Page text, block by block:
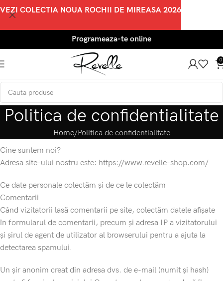
Programeaza-te online
0
Politica de confidentialitate
Home Politica de confidentialitate
Cine suntem noi?
Adresa site-ului nostru este: https://www.revelle-shop.com/
Ce date personale colectăm și de ce le colectăm
Comentarii
Când vizitatorii lasă comentarii pe site, colectăm datele afișate
în formularul de comentarii, precum și adresa IP a vizitatorului
și șirul de agent de utilizator al browserului pentru a ajuta la
detectarea spamului.
Un șir anonim creat din adresa dvs. de e-mail (numit și hash)
VEZI COLECTIA NOUA ROCHII DE MIREASA 2026